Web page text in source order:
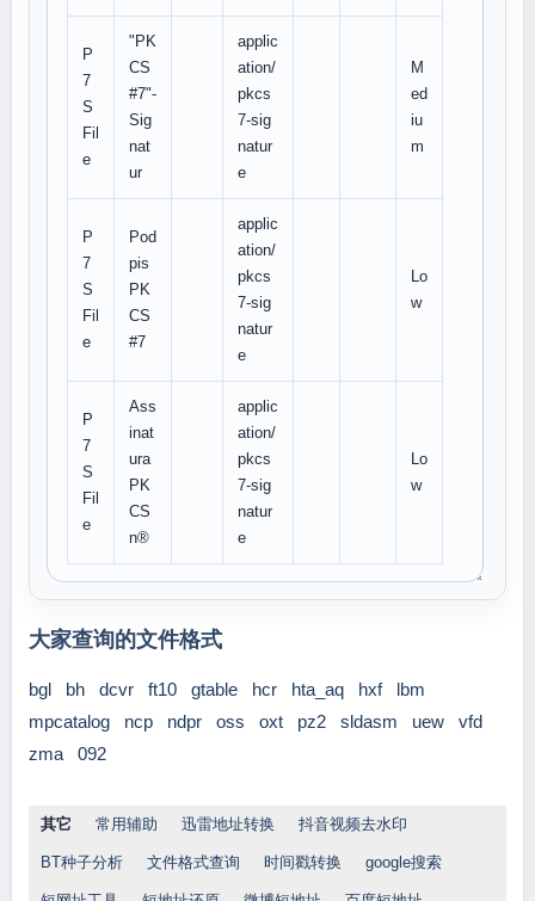
P
7
S
Fil
e
"PK
CS
#7"-
Sig
nat
ur
applic
ation/
pkcs
7-sig
natur
e
M
ed
iu
m
P
7
S
Fil
e
Pod
pis
PK
CS
#7
applic
ation/
pkcs
7-sig
natur
e
Lo
w
P
7
S
Fil
e
Ass
inat
ura
PK
CS
n®
applic
ation/
pkcs
7-sig
natur
e
Lo
w
大家查询的文件格式
bgl bh dcvr ft10 gtable hcr hta_aq hxf
lbm
mpcatalog
ncp ndpr oss oxt pz2 sldasm uew
vfd
zma
092
其它 常用辅助 迅雷地址转换 抖音视频去水印
BT种子分析 文件格式查询 时间戳转换 google搜索